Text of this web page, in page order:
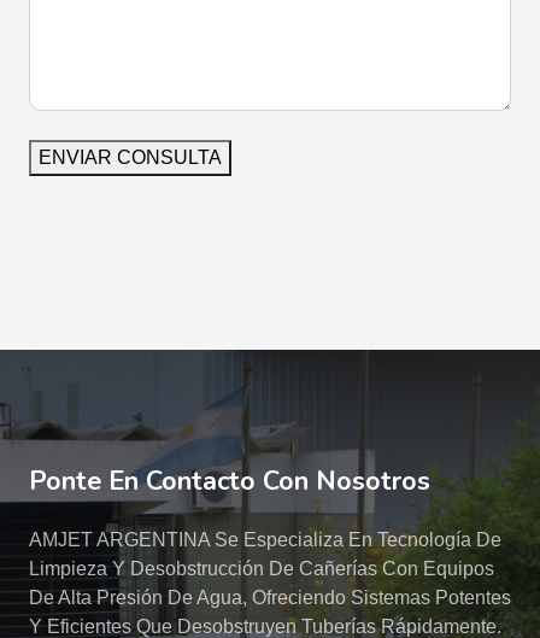
ENVIAR CONSULTA
Ponte En Contacto Con Nosotros
AMJET ARGENTINA Se Especializa En Tecnología De
Limpieza Y Desobstrucción De Cañerías Con Equipos
De Alta Presión De Agua, Ofreciendo Sistemas Potentes
Y Eficientes Que Desobstruyen Tuberías Rápidamente.